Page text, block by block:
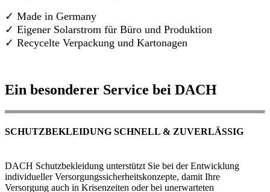
✓ Made in Germany
✓ Eigener Solarstrom für Büro und Produktion
✓ Recycelte Verpackung und Kartonagen
Ein besonderer Service bei DACH
SCHUTZBEKLEIDUNG SCHNELL & ZUVERLÄSSIG
DACH Schutzbekleidung unterstützt Sie bei der Entwicklung
individueller Versorgungssicherheitskonzepte, damit Ihre
Versorgung auch in Krisenzeiten oder bei unerwarteten